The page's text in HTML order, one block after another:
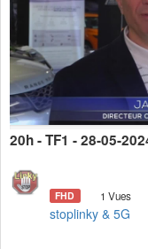
20h - TF1 - 28-05-
FHD 1 Vues
stoplinky & 5G